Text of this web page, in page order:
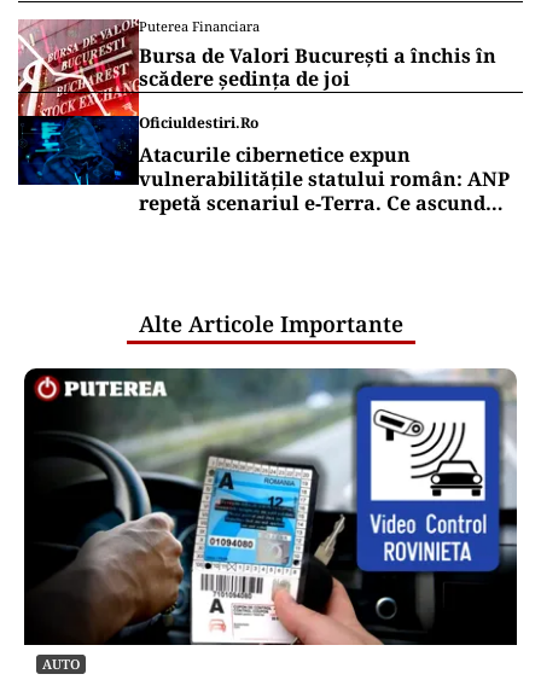
Puterea Financiara
Bursa de Valori București a închis în
scădere ședința de joi
Oficiuldestiri.ro
Atacurile cibernetice expun
vulnerabilitățile statului român: ANP
repetă scenariul e‑Terra. Ce ascund
Alte Articole Importante
AUTO